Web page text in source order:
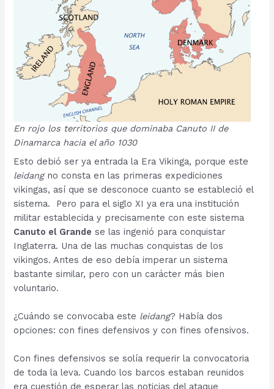
En rojo los territorios que dominaba Canuto II de
Dinamarca hacia el año 1030
Esto debió ser ya entrada la Era Vikinga, porque este
leidangno consta en las primeras expediciones
vikingas, así que se desconoce cuanto se estableció el
sistema. Pero para el siglo XI ya era una institución
militar establecida y precisamente con este sistema
Canuto el Grande se las ingenió para conquistar
Inglaterra. Una de las muchas conquistas de los
vikingos. Antes de eso debía imperar un sistema
bastante similar, pero con un carácter más bien
voluntario.
¿Cuándo se convocaba este leidang? Había dos
opciones: con fines defensivos y con fines ofensivos.
Con fines defensivos se solía requerir la convocatoria
de toda la leva. Cuando los barcos estaban reunidos
era cuestión de esperar las noticias del ataque